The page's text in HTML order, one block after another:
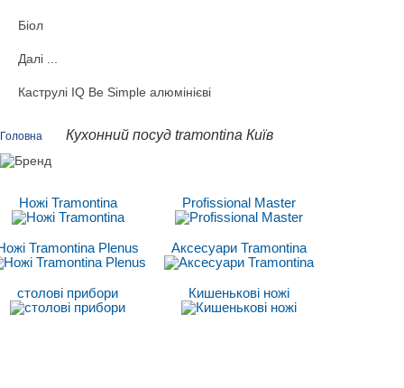
Біол
Далі ...
Каструлі IQ Be Simple алюмінієві
Головна Кухонний посуд tramontina Київ
Ножі Tramontina Profissional Master
Tramontina Plenus Аксесуари Tramontina
столові прибори Кишенькові ножі